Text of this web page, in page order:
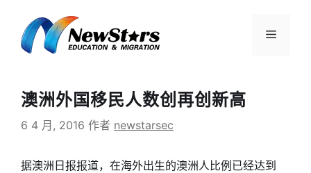
菜
澳洲外国移民人数创再创新高
6 4 月, 2016 作者 newstarsec
据澳洲日报报道，在海外出生的澳洲人比例已经达到